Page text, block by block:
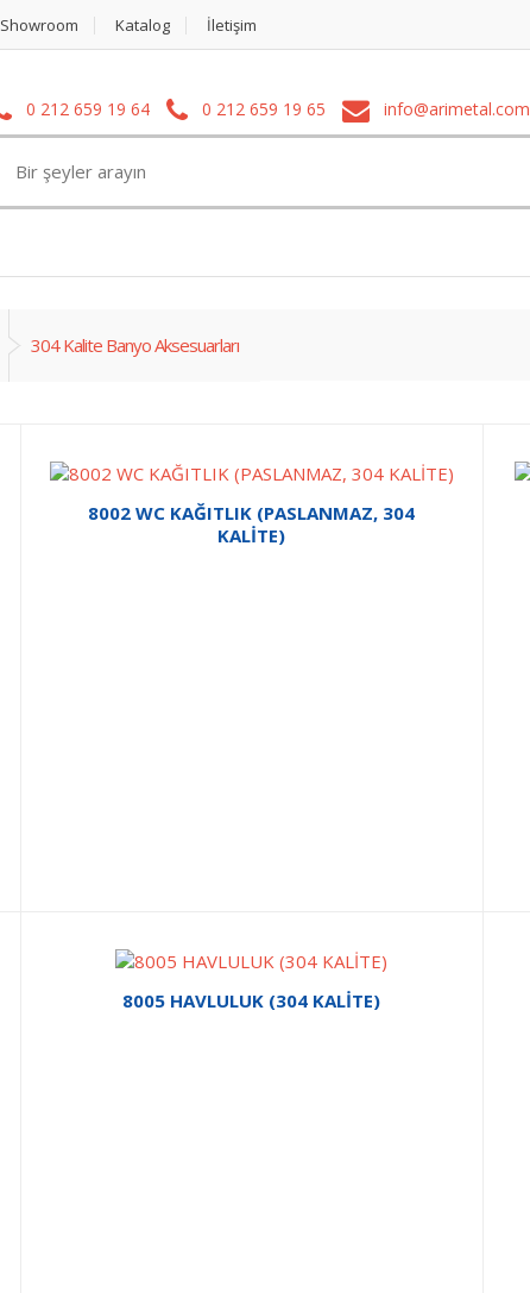
Showroom Katalog İletişim
0 212 659 19 64 0 212 659 19 65 info@arimetal.com
304 Kalite Banyo Aksesuarları
8002 WC KAĞITLIK (PASLANMAZ, 304
KALİTE)
8005 HAVLULUK (304 KALİTE)